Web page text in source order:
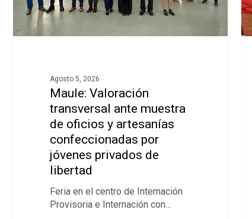
Agosto 5, 2026
Maule: Valoración
transversal ante muestra
de oficios y artesanías
confeccionadas por
jóvenes privados de
libertad
Feria en el centro de Internación
Provisoria e Internación con…